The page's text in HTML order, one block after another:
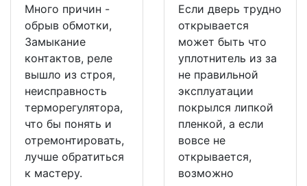
Много причин -
обрыв обмотки,
Замыкание
контактов, реле
вышло из строя,
неисправность
терморегулятора,
что бы понять и
отремонтировать,
лучше обратиться
к мастеру.
Если дверь трудно
открывается
может быть что
уплотнитель из за
не правильной
эксплуатации
покрылся липкой
пленкой, а если
вовсе не
открывается,
возможно